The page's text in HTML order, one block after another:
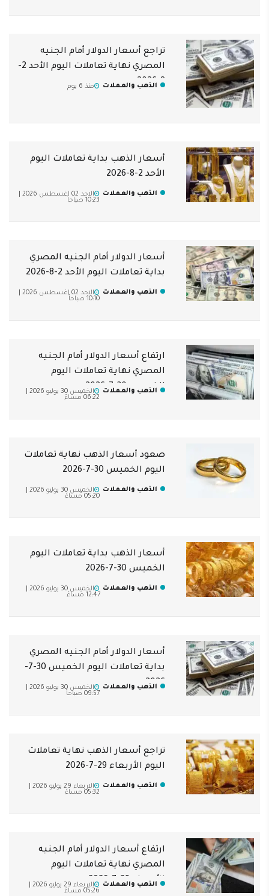
تراجع أسعار الدولار أمام الجنيه
المصري نهاية تعاملات اليوم الأحد 2-
8-2026 الذهب والعملات منذ 6 يوم
أسعار الذهب بداية تعاملات اليوم
الأحد 2-8-2026
الذهب والعملات
الاحد 02 اغسطس 2026 |
10:23 صباحاً
أسعار الدولار أمام الجنيه المصري
بداية تعاملات اليوم الأحد 2-8-2026
الذهب والعملات
الاحد 02 اغسطس 2026 |
10:10 صباحاً
ارتفاع أسعار الدولار أمام الجنيه
المصري نهاية تعاملات اليوم
الخميس 30-7-2026
الذهب والعملات
الخميس 30 يوليو 2026 |
06:22 مساءً
صعود أسعار الذهب نهاية تعاملات
اليوم الخميس 30-7-2026
الذهب والعملات
الخميس 30 يوليو 2026 |
05:20 مساءً
أسعار الذهب بداية تعاملات اليوم
الخميس 30-7-2026
الذهب والعملات
الخميس 30 يوليو 2026 |
12:47 مساءً
أسعار الدولار أمام الجنيه المصري
بداية تعاملات اليوم الخميس 30-7-
2026
الذهب والعملات
الخميس 30 يوليو 2026 |
09:57 صباحاً
تراجع أسعار الذهب نهاية تعاملات
اليوم الأربعاء 29-7-2026
الذهب والعملات
الاربعاء 29 يوليو 2026 |
05:32 مساءً
ارتفاع أسعار الدولار أمام الجنيه
المصري نهاية تعاملات اليوم
الأربعاء 29-7-2026
الذهب والعملات
الاربعاء 29 يوليو 2026 |
05:26 مساءً